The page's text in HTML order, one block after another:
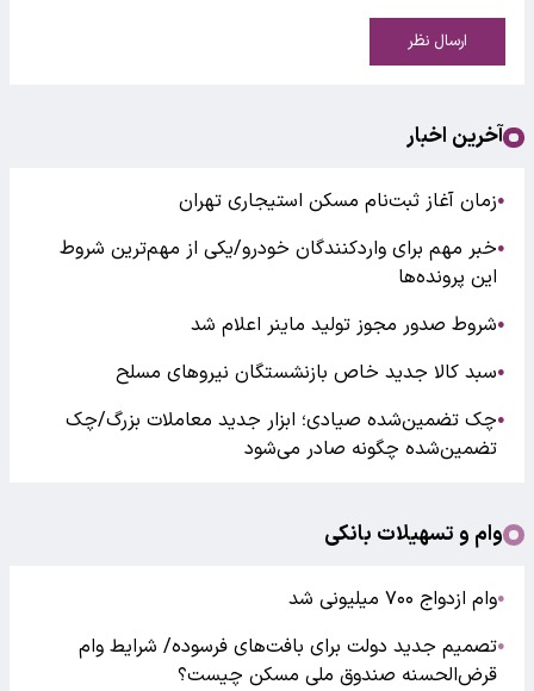
ارسال نظر
آخرین اخبار
●زمان آغاز ثبت‌نام مسکن استیجاری تهران
●خبر مهم برای واردکنندگان خودرو/یکی از مهم‌ترین شروط
این پرونده‌ها
●شروط صدور مجوز تولید ماینر اعلام شد
●سبد کالا جدید خاص بازنشستگان نیروهای مسلح
●چک تضمین‌شده صیادی؛ ابزار جدید معاملات بزرگ/چک
تضمین‌شده چگونه صادر می‌شود
وام و تسهیلات بانکی
●وام ازدواج ۷۰۰ میلیونی شد
●تصمیم جدید دولت برای بافت‌های فرسوده/ شرایط وام
قرض‌الحسنه صندوق ملی مسکن چیست؟